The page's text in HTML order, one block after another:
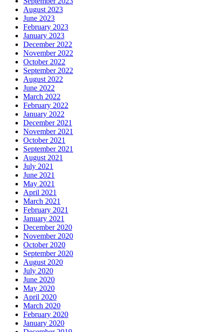
August 2023
June 2023
February 2023
January 2023
December 2022
November 2022
October 2022
September 2022
August 2022
June 2022
March 2022
February 2022
January 2022
December 2021
November 2021
October 2021
September 2021
August 2021
July 2021
June 2021
May 2021
April 2021
March 2021
February 2021
January 2021
December 2020
November 2020
October 2020
September 2020
August 2020
July 2020
June 2020
May 2020
April 2020
March 2020
February 2020
January 2020